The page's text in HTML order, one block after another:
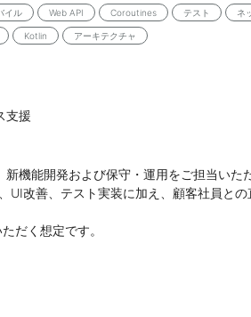
イル Web API Coroutines テスト ネ
Kotlin アーキテクチャ
支援
機能開発および保守・運用をご担当いた
UI改善、テスト実装に加え、顧客社員との
だく想定です。